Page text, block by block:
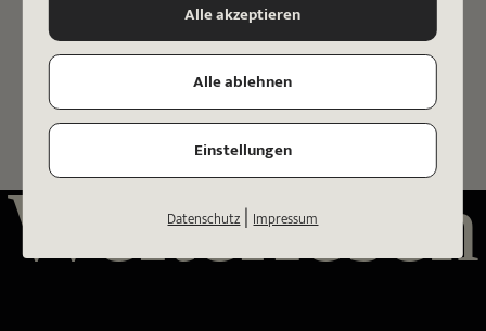
24
Weiterlesen
Alle akzeptieren
Alle ablehnen
Einstellungen
Datenschutz|Impressum